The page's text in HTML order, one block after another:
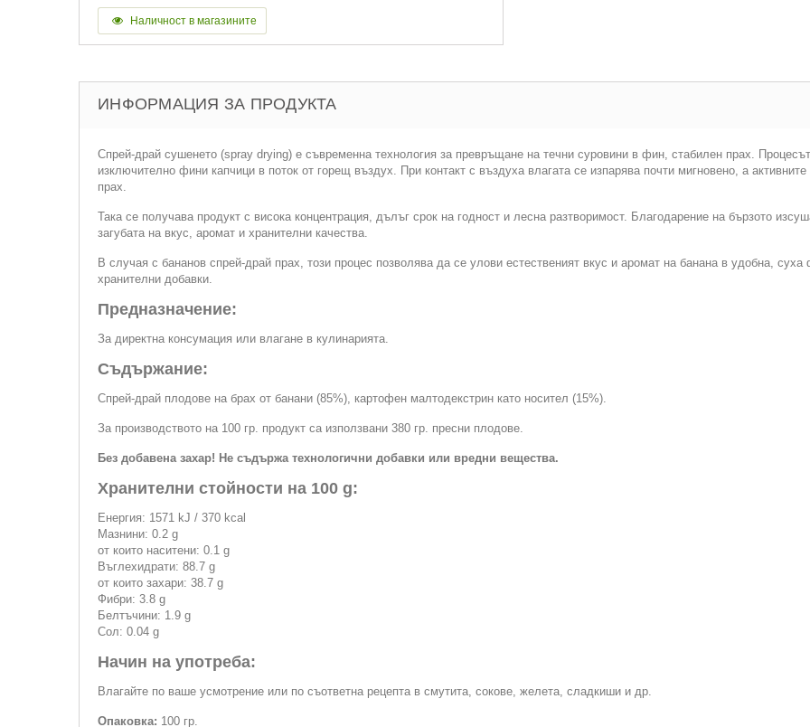
Наличност в магазините
ИНФОРМАЦИЯ ЗА ПРОДУКТА
Спрей-драй сушенето (spray drying) е съвременна технология за превръщане на течни суровини в фин, стабилен прах.
изключително фини капчици в поток от горещ въздух. При контакт с въздуха влагата се изпарява почти мигновено, а
прах.
Така се получава продукт с висока концентрация, дълъг срок на годност и лесна разтворимост. Благодарение на бързото
загубата на вкус, аромат и хранителни качества.
В случая с бананов спрей-драй прах, този процес позволява да се улови естественият вкус и аромат на банана в удобна,
хранителни добавки.
Предназначение:
За директна консумация или влагане в кулинарията.
Съдържание:
Спрей-драй плодове на брах от банани (85%), картофен малтодекстрин като носител (15%).
За производството на 100 гр. продукт са използвани 380 гр. пресни плодове.
Без добавена захар! Не съдържа технологични добавки или вредни вещества.
Хранителни стойности на 100 g:
Енергия: 1571 kJ / 370 kcal
Мазнини: 0.2 g
от които наситени: 0.1 g
Въглехидрати: 88.7 g
от които захари: 38.7 g
Фибри: 3.8 g
Белтъчини: 1.9 g
Сол: 0.04 g
Начин на употреба:
Влагайте по ваше усмотрение или по съответна рецепта в смутита, сокове, желета, сладкиши и др.
Опаковка: 100 гр.